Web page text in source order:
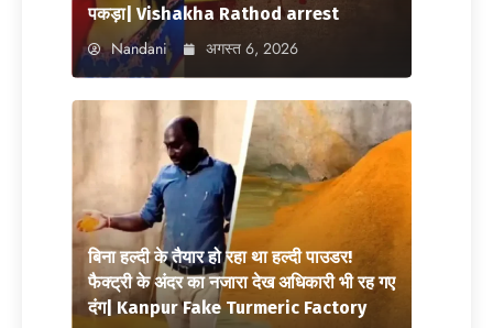
पकड़ा| Vishakha Rathod arrest
Nandani अगस्त 6, 2026
बिना हल्दी के तैयार हो रहा था हल्दी पाउडर!
फैक्ट्री के अंदर का नजारा देख अधिकारी भी रह गए
दंग| Kanpur Fake Turmeric Factory